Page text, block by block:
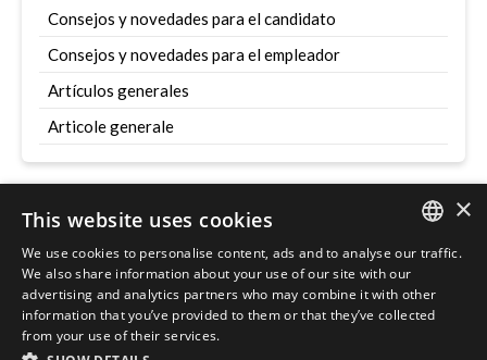
Consejos y novedades para el candidato
Consejos y novedades para el empleador
Artículos generales
Articole generale
ENGLISH
POLISH
×
This website uses cookies
We use cookies to personalise content, ads and to analyse our traffic.
We also share information about your use of our site with our
advertising and analytics partners who may combine it with other
information that you’ve provided to them or that they’ve collected
from your use of their services.